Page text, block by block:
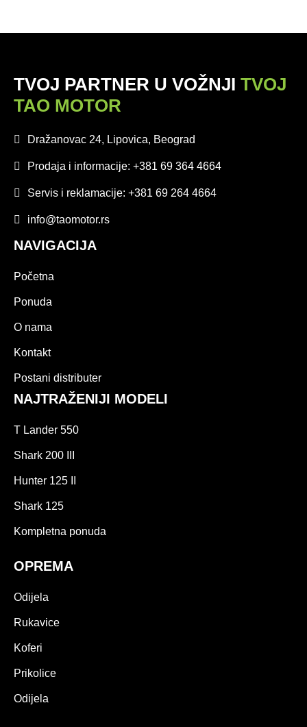
TVOJ PARTNER U VOŽNJI TVOJ
TAO MOTOR
Dražanovac 24, Lipovica, Beograd
Prodaja i informacije: +381 69 364 4664
Servis i reklamacije: +381 69 264 4664
info@taomotor.rs
NAVIGACIJA
Početna
Ponuda
O nama
Kontakt
Postani distributer
NAJTRAŽENIJI MODELI
T Lander 550
Shark 200 III
Hunter 125 II
Shark 125
Kompletna ponuda
OPREMA
Odijela
Rukavice
Koferi
Prikolice
Odijela